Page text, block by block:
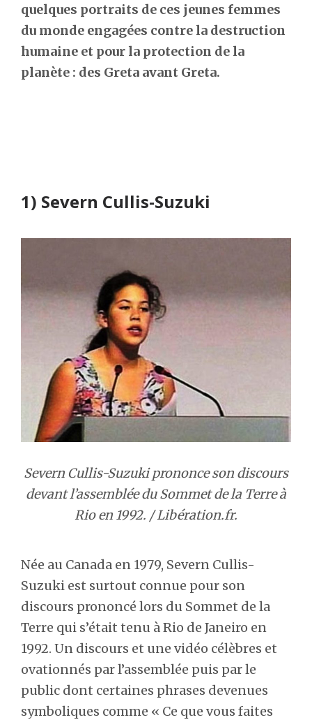
quelques portraits de ces jeunes femmes
du monde engagées contre la destruction
humaine et pour la protection de la
planète : des Greta avant Greta.
1) Severn Cullis-Suzuki
Severn Cullis-Suzuki prononce son discours
devant l’assemblée du Sommet de la Terre à
Rio en 1992. / Libération.fr.
Née au Canada en 1979, Severn Cullis-
Suzuki est surtout connue pour son
discours prononcé lors du Sommet de la
Terre qui s’était tenu à Rio de Janeiro en
1992. Un discours et une vidéo célèbres et
ovationnés par l’assemblée puis par le
public dont certaines phrases devenues
symboliques comme « Ce que vous faites